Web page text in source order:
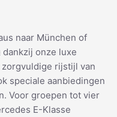
naar München of
onze luxe
rijstijl van
speciale aanbiedingen
Voor groepen tot vier
E-Klasse